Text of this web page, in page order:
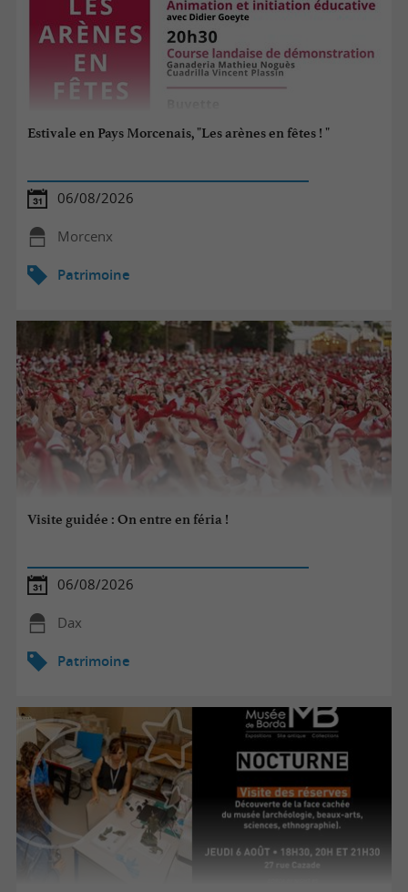
Estivale en Pays Morcenais, "Les arènes en fêtes ! "
06/08/2026
Morcenx
Patrimoine
Visite guidée : On entre en féria !
06/08/2026
Dax
Patrimoine